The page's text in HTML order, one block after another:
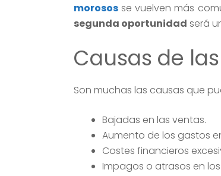
morosos se vuelven más
segunda oportunidad será
Causas de
Son muchas las causas que
Bajadas en las ventas.
Aumento de los gastos
Costes financieros
Impagos o atrasos en